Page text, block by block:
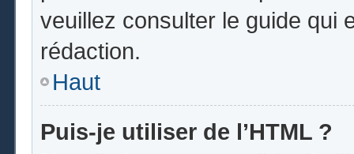
veuillez consulter le guide qui
rédaction.
Haut
Puis-je utiliser de l’HTML ?